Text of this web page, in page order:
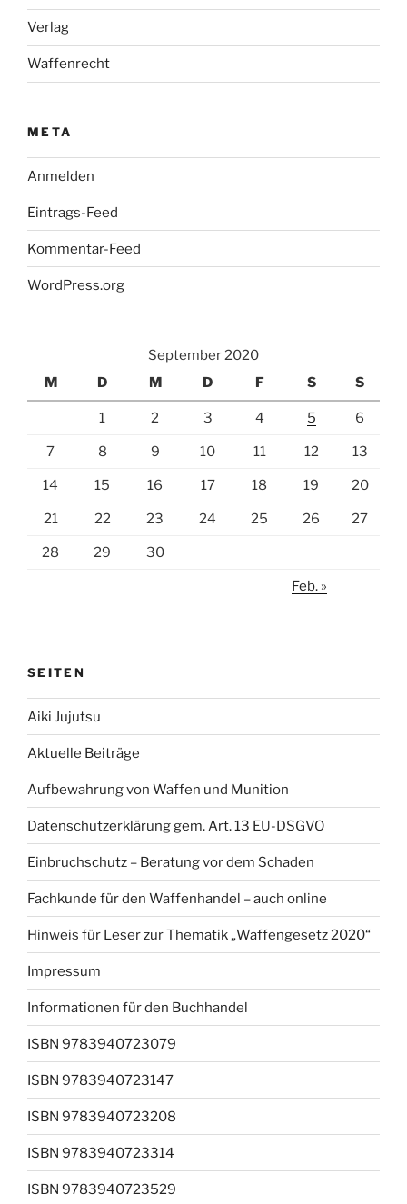
Verlag
Waffenrecht
META
Anmelden
Eintrags-Feed
Kommentar-Feed
WordPress.org
September 2020
M
D M D F S S
1 2 3 4 5 6
7 8 9 10 11 12 13
14 15 16 17 18 19 20
21 22 23 24 25 26 27
28 29 30
Feb. »
SEITEN
Aiki Jujutsu
Aktuelle Beiträge
Aufbewahrung von Waffen und Munition
Datenschutzerklärung gem. Art. 13 EU-DSGVO
Einbruchschutz – Beratung vor dem Schaden
Fachkunde für den Waffenhandel – auch online
Hinweis für Leser zur Thematik „Waffengesetz 2020“
Impressum
Informationen für den Buchhandel
ISBN 9783940723079
ISBN 9783940723147
ISBN 9783940723208
ISBN 9783940723314
ISBN 9783940723529